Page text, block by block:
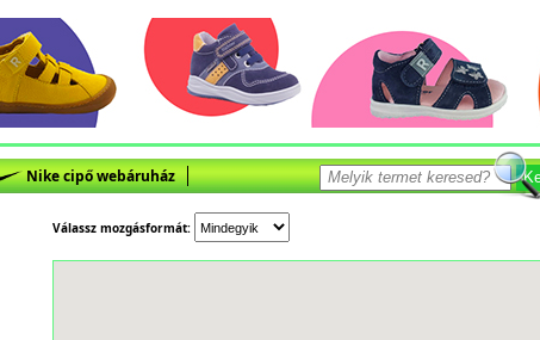
Nike cipő webáruház
Válassz mozgásformát: